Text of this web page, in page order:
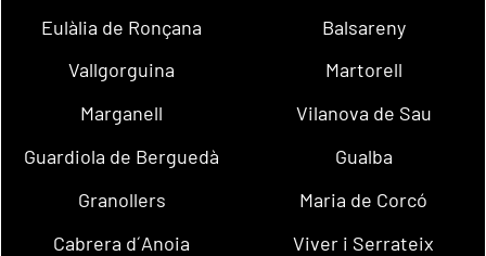
Eulàlia de Ronçana
Balsareny
Vallgorguina
Martorell
Marganell
Vilanova de Sau
Guardiola de Berguedà
Gualba
Granollers
Maria de Corcó
Cabrera d´Anoia
Viver i Serrateix